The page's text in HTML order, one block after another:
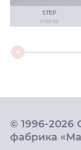
STEP
STEP 06
© 1996-
фабрика